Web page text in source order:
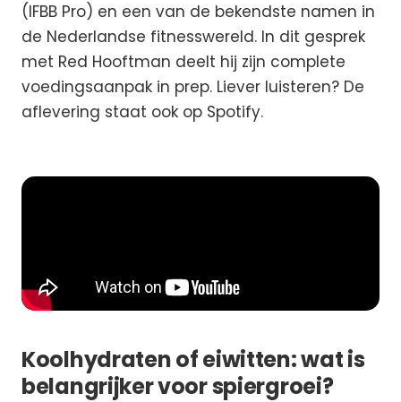
(IFBB Pro) en een van de bekendste namen in
de Nederlandse fitnesswereld. In dit gesprek
met Red Hooftman deelt hij zijn complete
voedingsaanpak in prep. Liever luisteren? De
aflevering staat ook op Spotify.
Koolhydraten of eiwitten: wat is
belangrijker voor spiergroei?